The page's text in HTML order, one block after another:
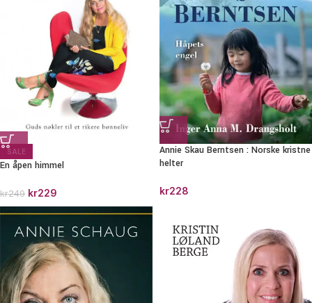
SALE
En åpen himmel
kr249 kr229
Annie Skau Berntsen : Norske kristne
helter
kr228